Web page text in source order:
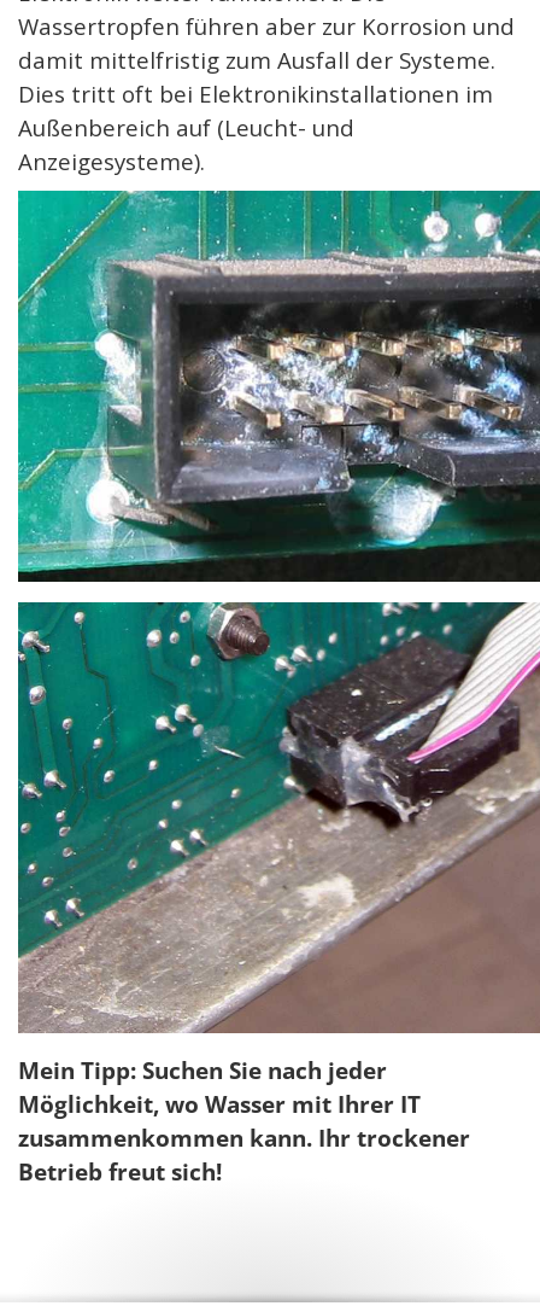
Wassertropfen führen aber zur Korrosion und
damit mittelfristig zum Ausfall der Systeme.
Dies tritt oft bei Elektronikinstallationen im
Außenbereich auf (Leucht- und
Anzeigesysteme).
Mein Tipp: Suchen Sie nach jeder
Möglichkeit, wo Wasser mit Ihrer IT
zusammenkommen kann. Ihr trockener
Betrieb freut sich!